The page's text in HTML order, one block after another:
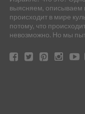
выясняем, описываем
происходит в мире
потому, что
невозможно. Но мы